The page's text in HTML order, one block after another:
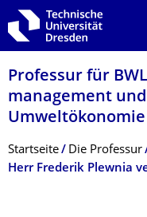
Zur Hauptnavigation
Zur Suche springen
Zum Inhalt springen
Professur für
management
Umweltökonomie
Breadcrumb-Menü
Startseite Die Professur